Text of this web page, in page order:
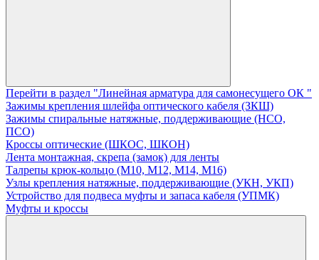
Перейти в раздел "Линейная арматура для самонесущего ОК "
Зажимы крепления шлейфа оптического кабеля (ЗКШ)
Зажимы спиральные натяжные, поддерживающие (НСО,
ПСО)
Кроссы оптические (ШКОС, ШКОН)
Лента монтажная, скрепа (замок) для ленты
Талрепы крюк-кольцо (М10, М12, М14, М16)
Узлы крепления натяжные, поддерживающие (УКН, УКП)
Устройство для подвеса муфты и запаса кабеля (УПМК)
Муфты и кроссы